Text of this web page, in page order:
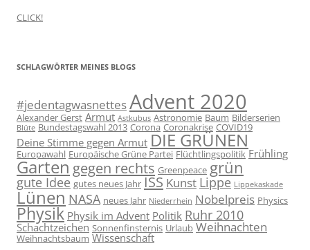
CLICK!
SCHLAGWÖRTER MEINES BLOGS
#jedentagwasnettesAdvent 2020
Alexander Gerst Armut Astkubus Astronomie Baum Bilderserien
Blüte Bundestagswahl 2013 Corona Coronakrise COVID19
Deine Stimme gegen Armut DIE GRÜNEN
Europawahl Europäische Grüne Partei Flüchtlingspolitik Frühling
Garten gegen rechts Greenpeace grün
gute Idee gutes neues Jahr ISS Kunst Lippe Lippekaskade
Lünen NASA neues Jahr Niederrhein Nobelpreis Physics
Physik Physik im Advent Politik Ruhr 2010
Schachtzeichen Sonnenfinsternis Urlaub Weihnachten
Weihnachtsbaum Wissenschaft